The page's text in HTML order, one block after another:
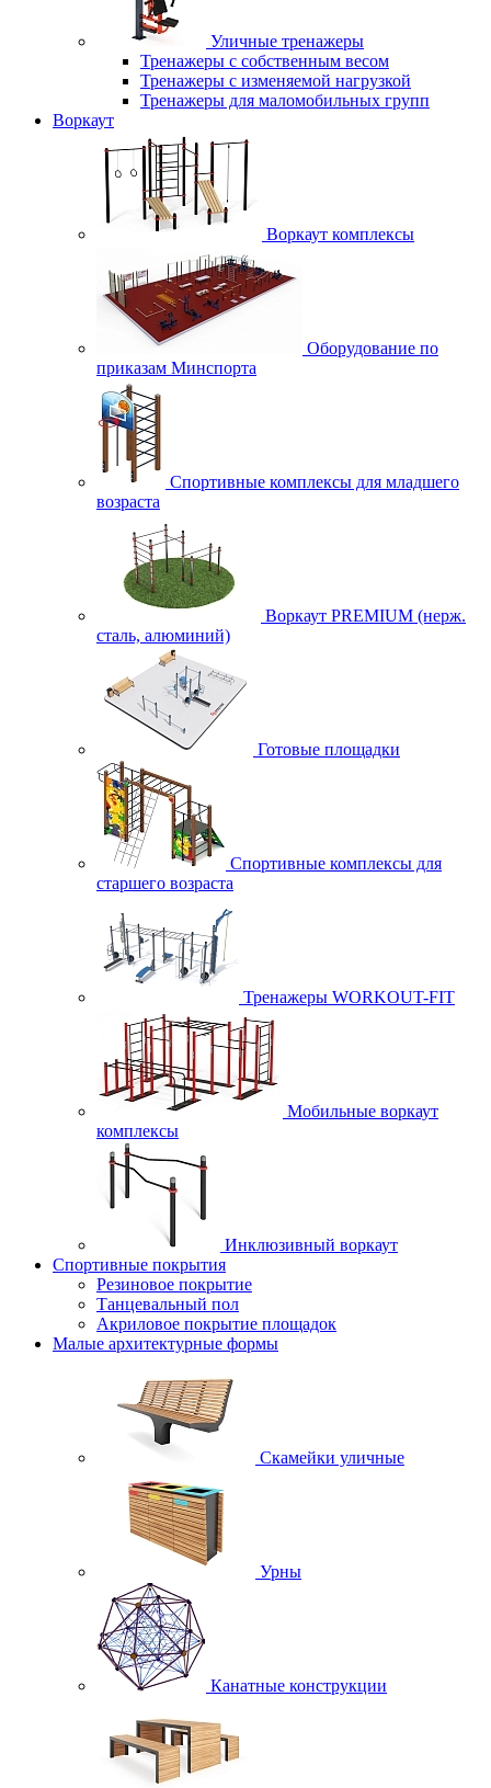
Уличные тренажеры
Тренажеры с собственным весом
Тренажеры с изменяемой нагрузкой
Тренажеры для маломобильных групп
Воркаут
Воркаут комплексы
Оборудование по
приказам Минспорта
Спортивные комплексы для младшего
возраста
Воркаут PREMIUM (нерж.
сталь, алюминий)
Готовые площадки
Спортивные комплексы для
старшего возраста
Тренажеры WORKOUT-FIT
Мобильные воркаут
комплексы
Инклюзивный воркаут
Спортивные покрытия
Резиновое покрытие
Танцевальный пол
Акриловое покрытие площадок
Малые архитектурные формы
Скамейки уличные
Урны
Канатные конструкции